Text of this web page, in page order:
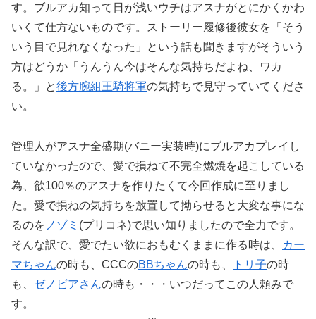
す。ブルアカ知って日が浅いウチはアスナがとにかくかわ
いくて仕方ないものです。ストーリー履修後彼女を「そう
いう目で見れなくなった」という話も聞きますがそういう
方はどうか「うんうん今はそんな気持ちだよね、ワカ
る。」と後方腕組王騎将軍の気持ちで見守っていてくださ
い。
管理人がアスナ全盛期(バニー実装時)にブルアカプレイし
ていなかったので、愛で損ねて不完全燃焼を起こしている
為、欲100％のアスナを作りたくて今回作成に至りまし
た。愛で損ねの気持ちを放置して拗らせると大変な事にな
るのを ノゾミ (プリコネ)で思い知りましたので全力です。
そんな訳で、愛でたい欲におもむくままに作る時は、
カー
マちゃんの時も、CCCのBBちゃんの時も、 トリ子の時
も、 ゼノビアさんの時も・・・いつだってこの人頼みで
す。